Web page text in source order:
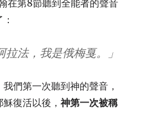
在第8節聽到全能者的聲音
拉法，我是俄梅戛。」
們第一次聽到神的聲音，
穌復活以後，神第一次被稱